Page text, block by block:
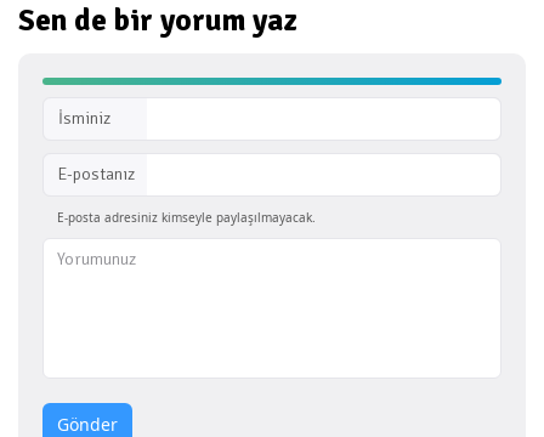
Sen de bir yorum yaz
İsminiz
E-postanız
E-posta adresiniz kimseyle paylaşılmayacak.
Gönder